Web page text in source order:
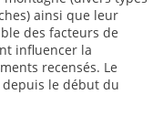
ainsi que leur
des facteurs de
influencer la
recensés. Le
le début du